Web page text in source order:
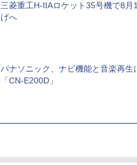
三菱重工H-IIAロケット35号機で8月
げへ
パナソニック、ナビ機能と音楽再生
「CN-E200D」